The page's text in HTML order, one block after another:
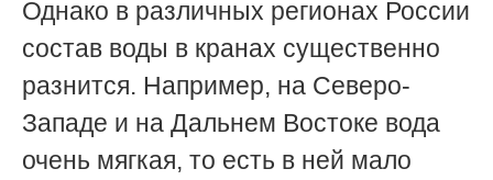
Однако в различных регионах России
состав воды в кранах существенно
разнится. Например, на Северо-
Западе и на Дальнем Востоке вода
очень мягкая, то есть в ней мало